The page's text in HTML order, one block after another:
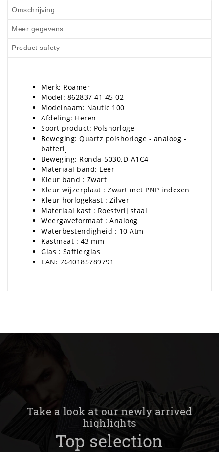
Omschrijving
Meer gegevens
Product safety
Merk: Roamer
Model: 862837 41 45 02
Modelnaam: Nautic 100
Afdeling: Heren
Soort product: Polshorloge
Beweging: Quartz polshorloge - analoog -
batterij
Beweging: Ronda-5030.D-A1C4
Materiaal band: Leer
Kleur band : Zwart
Kleur wijzerplaat : Zwart met PNP indexen
Kleur horlogekast : Zilver
Materiaal kast : Roestvrij staal
Weergaveformaat : Analoog
Waterbestendigheid : 10 Atm
Kastmaat : 43 mm
Glas : Saffierglas
EAN: 7640185789791
Take a look at our newly arrived
highlights
Top selection